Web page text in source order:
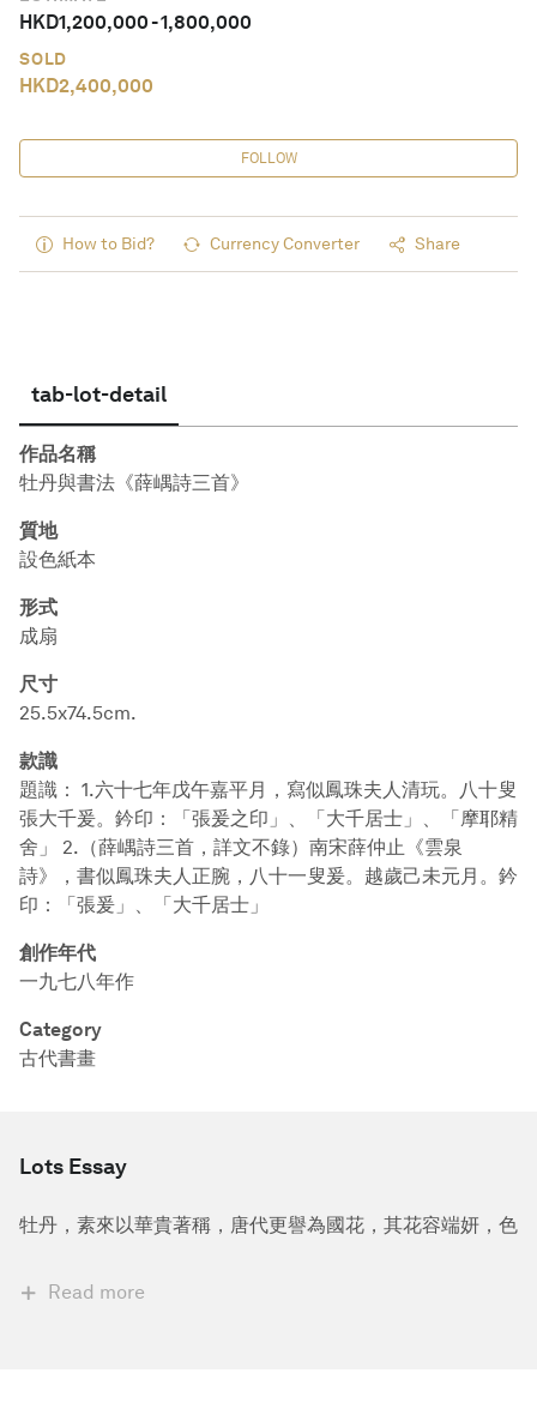
HKD1,200,000-1,800,000
SOLD
HKD2,400,000
FOLLOW
How to Bid? Currency Converter Share
tab-lot-detail
作品名稱
牡丹與書法《薛嵎詩三首》
質地
設色紙本
形式
成扇
尺寸
25.5x74.5cm.
款識
題識： 1.六十七年戊午嘉平月，寫似鳳珠夫人清玩。八十叟
張大千爰。鈐印：「張爰之印」、「大千居士」、「摩耶精
舍」 2.（薛嵎詩三首，詳文不錄）南宋薛仲止《雲泉
詩》，書似鳳珠夫人正腕，八十一叟爰。越歲己未元月。鈐
印：「張爰」、「大千居士」
創作年代
一九七八年作
Category
古代書畫
Lots Essay
牡丹，素來以華貴著稱，唐代更譽為國花，其花容端妍，色
Read more